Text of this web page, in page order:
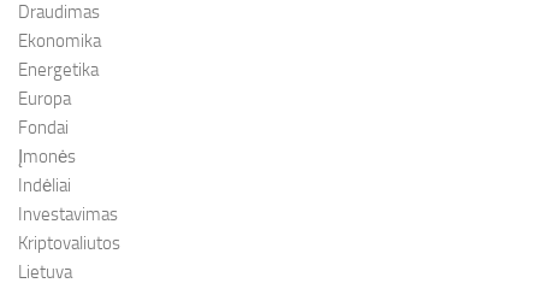
Draudimas
Ekonomika
Energetika
Europa
Fondai
Įmonės
Indėliai
Investavimas
Kriptovaliutos
Lietuva